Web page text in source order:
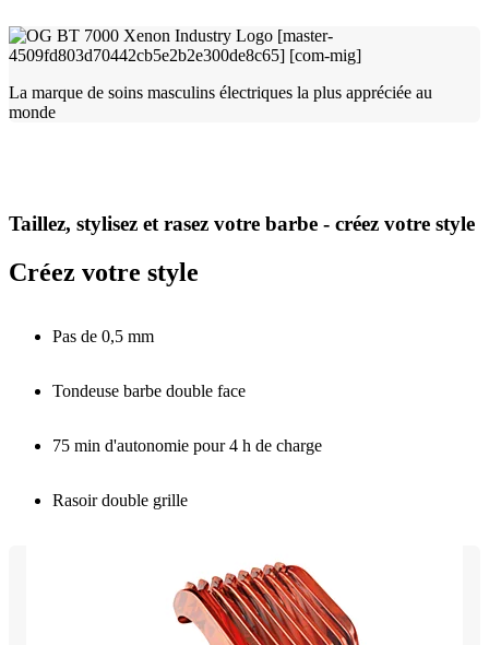
La marque de soins masculins électriques la plus appréciée au
monde
Taillez, stylisez et rasez votre barbe - créez votre style
Créez votre style
Pas de 0,5 mm
Tondeuse barbe double face
75 min d'autonomie pour 4 h de charge
Rasoir double grille